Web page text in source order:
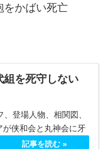
をかばい死亡
組を死守しない
登場人物、相関図、
侠和会と丸神会に牙
本宮泰風）と田村悠